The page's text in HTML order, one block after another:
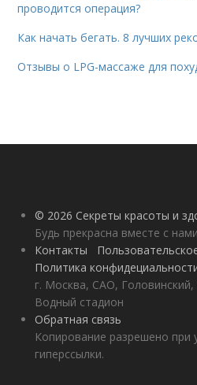
проводится операция?
Как начать бегать. 8 лучших
Отзывы о LPG-массаже для
© 2026 Секреты красоты и
Будь прекрасна вместе с
Контакты
Политика
г. Москва, САО,
Водный стадион
Обратная связь
Копирование разрешено при
гиперссылки.